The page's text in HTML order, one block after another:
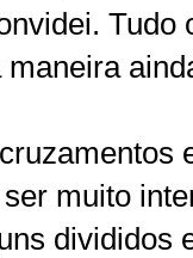
Tudo
muito
divididos